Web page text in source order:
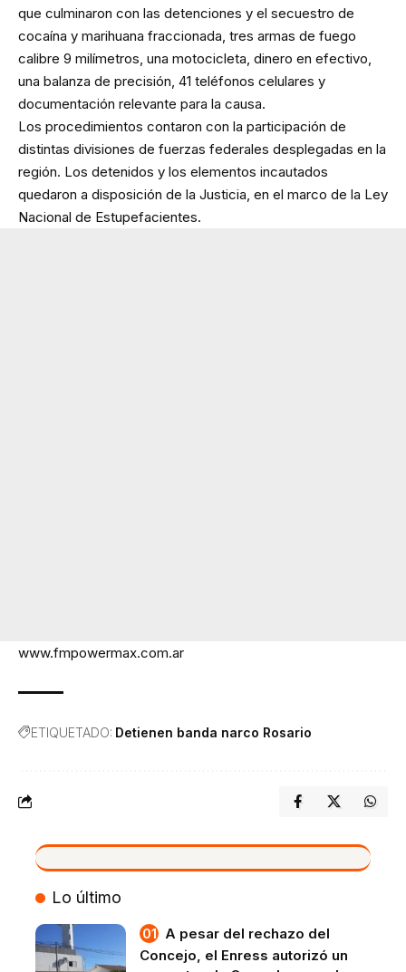
que culminaron con las detenciones y el secuestro de
cocaína y marihuana fraccionada, tres armas de fuego
calibre 9 milímetros, una motocicleta, dinero en efectivo,
una balanza de precisión, 41 teléfonos celulares y
documentación relevante para la causa.
Los procedimientos contaron con la participación de
distintas divisiones de fuerzas federales desplegadas en la
región. Los detenidos y los elementos incautados
quedaron a disposición de la Justicia, en el marco de la Ley
Nacional de Estupefacientes.
www.fmpowermax.com.ar
ETIQUETADO: Detienen banda narco Rosario
VIVO
Lo último
A pesar del rechazo del
Concejo, el Enress autorizó un